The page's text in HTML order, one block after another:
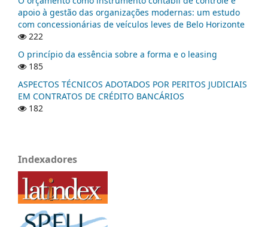
apoio à gestão das organizações modernas: um estudo
com concessionárias de veículos leves de Belo Horizonte
222
O princípio da essência sobre a forma e o leasing
185
ASPECTOS TÉCNICOS ADOTADOS POR PERITOS JUDICIAIS
EM CONTRATOS DE CRÉDITO BANCÁRIOS
182
Indexadores